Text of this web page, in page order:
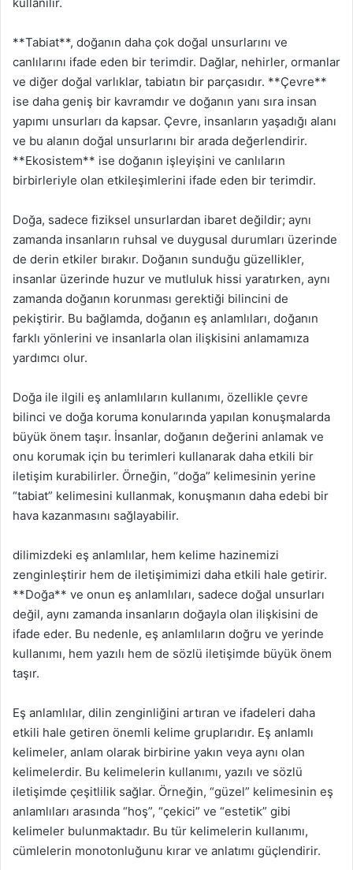
**Tabiat**, doğanın daha çok doğal unsurlarını ve
canlılarını ifade eden bir terimdir. Dağlar, nehirler, ormanlar
ve diğer doğal varlıklar, tabiatın bir parçasıdır. **Çevre**
ise daha geniş bir kavramdır ve doğanın yanı sıra insan
yapımı unsurları da kapsar. Çevre, insanların yaşadığı alanı
ve bu alanın doğal unsurlarını bir arada değerlendirir.
**Ekosistem** ise doğanın işleyişini ve canlıların
birbirleriyle olan etkileşimlerini ifade eden bir terimdir.
Doğa, sadece fiziksel unsurlardan ibaret değildir; aynı
zamanda insanların ruhsal ve duygusal durumları üzerinde
de derin etkiler bırakır. Doğanın sunduğu güzellikler,
insanlar üzerinde huzur ve mutluluk hissi yaratırken, aynı
zamanda doğanın korunması gerektiği bilincini de
pekiştirir. Bu bağlamda, doğanın eş anlamlıları, doğanın
farklı yönlerini ve insanlarla olan ilişkisini anlamamıza
yardımcı olur.
Doğa ile ilgili eş anlamlıların kullanımı, özellikle çevre
bilinci ve doğa koruma konularında yapılan konuşmalarda
büyük önem taşır. İnsanlar, doğanın değerini anlamak ve
onu korumak için bu terimleri kullanarak daha etkili bir
iletişim kurabilirler. Örneğin, “doğa” kelimesinin yerine
“tabiat” kelimesini kullanmak, konuşmanın daha edebi bir
hava kazanmasını sağlayabilir.
dilimizdeki eş anlamlılar, hem kelime hazinemizi
zenginleştirir hem de iletişimimizi daha etkili hale getirir.
**Doğa** ve onun eş anlamlıları, sadece doğal unsurları
değil, aynı zamanda insanların doğayla olan ilişkisini de
ifade eder. Bu nedenle, eş anlamlıların doğru ve yerinde
kullanımı, hem yazılı hem de sözlü iletişimde büyük önem
taşır.
Eş anlamlılar, dilin zenginliğini artıran ve ifadeleri daha
etkili hale getiren önemli kelime gruplarıdır. Eş anlamlı
kelimeler, anlam olarak birbirine yakın veya aynı olan
kelimelerdir. Bu kelimelerin kullanımı, yazılı ve sözlü
iletişimde çeşitlilik sağlar. Örneğin, “güzel” kelimesinin eş
anlamlıları arasında “hoş”, “çekici” ve “estetik” gibi
kelimeler bulunmaktadır. Bu tür kelimelerin kullanımı,
cümlelerin monotonluğunu kırar ve anlatımı güçlendirir.